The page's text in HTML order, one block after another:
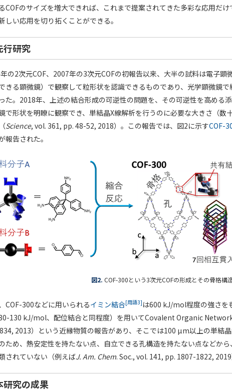
COFのサイズを増大できれば、これまで提案されてきた多彩な応用だ
しい応用を切り拓くことができる。
行研究
の2次元COF、2007年の3次元COFの初報告以来、大半の試料は電子顕
きる顕微鏡）で観察して粒形状を認識できるものであり、光学顕微鏡
た。2018年、上述の結合形成の可逆性の問題を、その可逆性を高める
で形状を明瞭に観察でき、単結晶X線解析を行うのに必要な大きさ（数
Science, vol. 361, pp. 48-52, 2018）。この報告では、図2に示すCOF-
報告された。
図2. COF-300という3次元COFの形成とその骨格構
COF-300などに用いられるイミン結合[用語3] は600 kJ/mol程度の強さを
130 kJ/mol、配位結合と同程度）を用いてCovalent Organic
2013）という近縁物質の報告があり、そこでは100 µm以上の単結
ため、熱安定性を持たない点、自立できる孔構造を持たない点などか
されていない（例えばJ. Am. Chem. Soc., vol. 141, pp. 1807-1822, 2019
研究の成果